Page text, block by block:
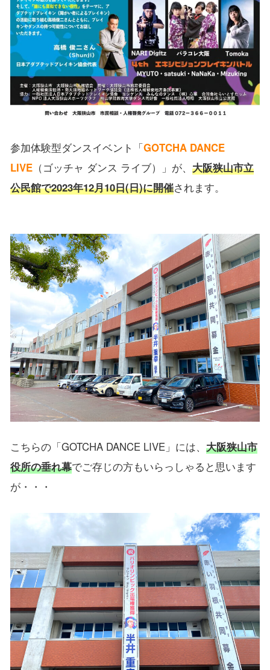
参加体験型ダンスイベント「GOTCHA DANCE
LIVE（ゴッチャ ダンス ライブ）」が、 大阪狭山市立
公民館で2023年12月10日(日)に開催されます。
こちらの「GOTCHA DANCE LIVE」には、 大阪狭山市
役所の垂れ幕でご存じの方もいらっしゃると思います
が・・・